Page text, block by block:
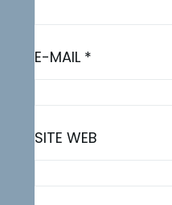
E-MAIL *
SITE WEB